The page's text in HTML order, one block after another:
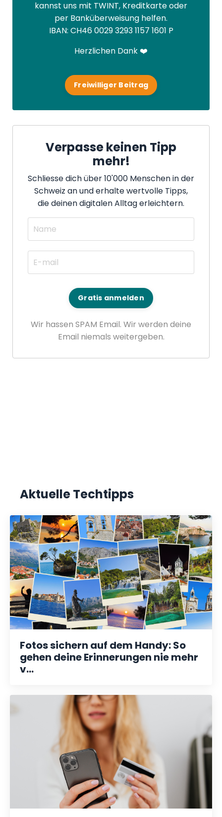
kannst uns mit TWINT, Kreditkarte oder
per Banküberweisung helfen.
IBAN: CH46 0029 3293 1157 1601 P
Herzlichen Dank ❤️
Freiwilliger Beitrag
Verpasse keinen Tipp
mehr!
Schliesse dich über 10'000 Menschen in der
Schweiz an und erhalte wertvolle Tipps,
die deinen digitalen Alltag erleichtern.
Gratis anmelden
Wir hassen SPAM Email. Wir werden deine
Email niemals weitergeben.
Aktuelle Techtipps
Fotos sichern auf dem Handy: So
gehen deine Erinnerungen nie mehr
v...